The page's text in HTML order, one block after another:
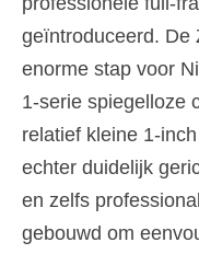
geïntroduceerd. De
enorme stap voor
1-serie spiegelloze
relatief kleine 1-
echter duidelijk
en zelfs
gebouwd om